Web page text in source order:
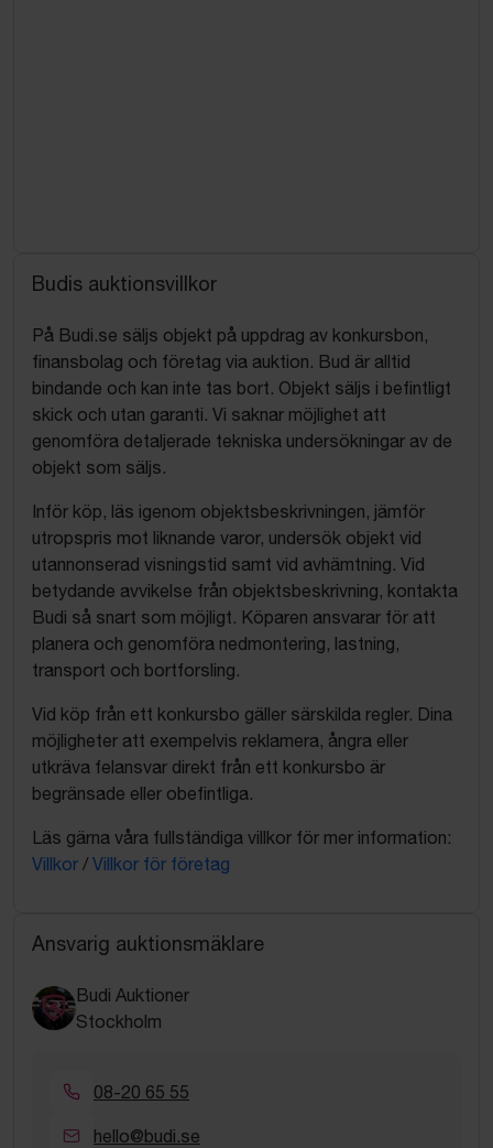
Budis auktionsvillkor
På Budi.se säljs objekt på uppdrag av konkursbon,
finansbolag och företag via auktion. Bud är alltid
bindande och kan inte tas bort. Objekt säljs i befintligt
skick och utan garanti. Vi saknar möjlighet att
genomföra detaljerade tekniska undersökningar av de
objekt som säljs.
Inför köp, läs igenom objektsbeskrivningen, jämför
utropspris mot liknande varor, undersök objekt vid
utannonserad visningstid samt vid avhämtning. Vid
betydande avvikelse från objektsbeskrivning, kontakta
Budi så snart som möjligt. Köparen ansvarar för att
planera och genomföra nedmontering, lastning,
transport och bortforsling.
Vid köp från ett konkursbo gäller särskilda regler. Dina
möjligheter att exempelvis reklamera, ångra eller
utkräva felansvar direkt från ett konkursbo är
begränsade eller obefintliga.
Läs gärna våra fullständiga villkor för mer information:
Villkor / Villkor för företag
Ansvarig auktionsmäklare
Budi Auktioner
Stockholm
08-20 65 55
hello@budi.se